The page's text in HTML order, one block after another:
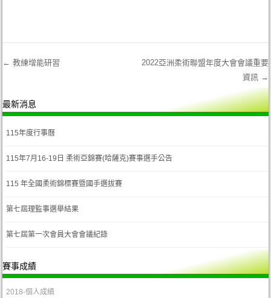
← 教練增能研習
2022亞洲柔術聯盟年度大會會議重要
資訊 →
最新消息
115年度行事曆
115年7月16-19日 柔術亞錦賽(哈薩克)賽事選手公告
115 年全國柔術錦標賽暨國手選拔賽
第七屆理監事選舉結果
第七屆第一次會員大會會議紀錄
賽事成績
2018-個人成績